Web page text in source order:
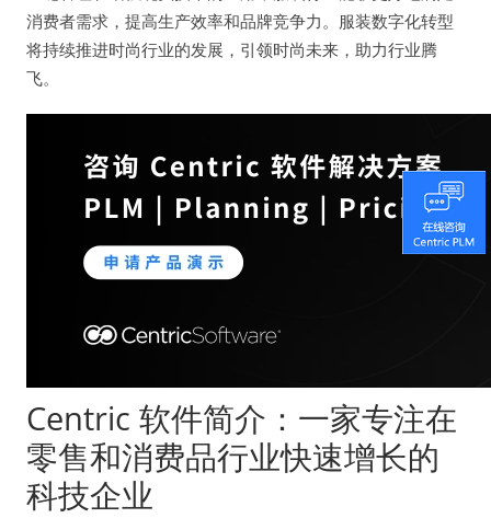
消费者需求，提高生产效率和品牌竞争力。服装数字化转型
将持续推进时尚行业的发展，引领时尚未来，助力行业腾
飞。
Centric 软件简介：一家专注在
零售和消费品行业快速增长的
科技企业